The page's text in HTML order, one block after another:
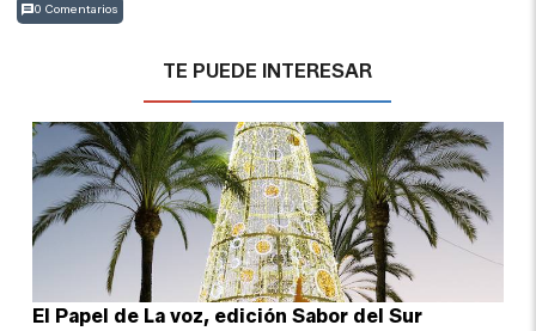
0 Comentarios
TE PUEDE INTERESAR
El Papel de La voz, edición Sabor del Sur